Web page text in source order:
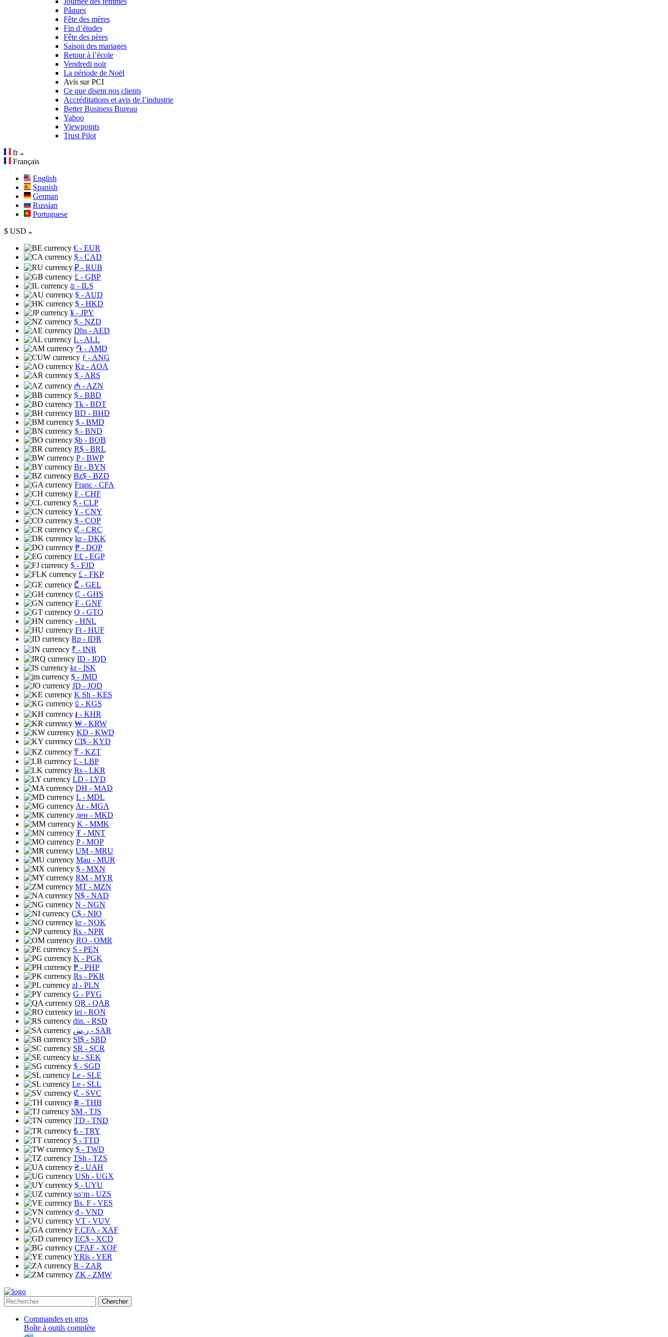
Pâques
Fête des mères
Fin d’études
Fête des pères
Saison des mariages
Retour à l’école
Vendredi noir
La période de Noël
Avis sur PCI
Ce que disent nos clients
Accréditations et avis de l’industrie
Better Business Bureau
Yahoo
Viewpoints
Trust Pilot
fr
Français
English
Spanish
German
Russian
Portuguese
$ USD
€ - EUR
$ - CAD
₽ - RUB
£ - GBP
₪ - ILS
$ - AUD
$ - HKD
¥ - JPY
$ - NZD
Dhs - AED
L - ALL
֏ - AMD
ƒ - ANG
Kz - AOA
$ - ARS
₼ - AZN
$ - BBD
Tk - BDT
BD - BHD
$ - BMD
$ - BND
$b - BOB
R$ - BRL
P- BWP
Br- BYN
Bz$ - BZD
Franc - CFA
₣ - CHF
$ - CLP
¥ - CNY
$ - COP
₡ - CRC
kr- DKK
₱ - DOP
E£ - EGP
$ - FJD
£ - FKP
₾ - GEL
₵ - GHS
₣ - GNF
Q - GTQ
- HNL
Ft - HUF
Rp - IDR
₹ - INR
ID - IQD
kr- ISK
$ - JMD
JD - JOD
K Sh - KES
⃀ - KGS
៛ - KHR
₩ - KRW
KD - KWD
CI$ - KYD
₸ - KZT
£ - LBP
Rs - LKR
LD - LYD
DH - MAD
L - MDL
Ar- MGA
ден - MKD
K - MMK
₮ - MNT
P- MOP
UM - MRU
Mau - MUR
$ - MXN
RM - MYR
MT - MZN
N$ - NAD
N - NGN
C$ - NIO
kr- NOK
Rs - NPR
RO - OMR
S - PEN
K - PGK
₱ - PHP
Rs - PKR
zł- PLN
G - PYG
QR - QAR
lei - RON
din. - RSD
ر.س - SAR
SI$ - SBD
SR - SCR
kr- SEK
$ - SGD
Le - SLE
Le - SLL
₡ - SVC
฿ - THB
ЅМ - TJS
TD - TND
₺ - TRY
$ - TTD
$ - TWD
TSh - TZS
₴ - UAH
USh - UGX
$ - UYU
soʻm - UZS
Bs. F - VES
₫ - VND
VT - VUV
F.CFA - XAF
EC$ - XCD
CFAF - XOF
YRls - YER
R - ZAR
ZK - ZMW
Chercher
Commandes en gros
Boîte à outils complète